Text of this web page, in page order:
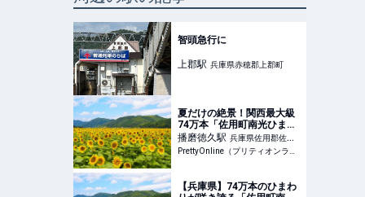
智頭急行に
上郡駅 兵庫県赤穂郡上郡町
夏だけの絶景！関西最大級
74万本「佐用町南光ひまわ
り祭り2025」開催 |
PrettyOnline
播磨徳久駅 兵庫県佐用郡佐用
町
PrettyOnline（プリティオンライン）
【兵庫県】74万本のひまわ